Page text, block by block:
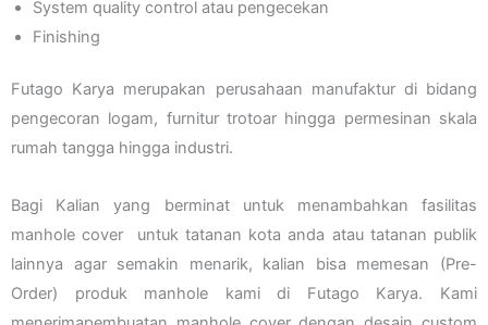
System quality control atau pengecekan
Finishing
Futago Karya merupakan perusahaan manufaktur di bidang
pengecoran logam, furnitur trotoar hingga permesinan skala
rumah tangga hingga industri.
Bagi Kalian yang berminat untuk menambahkan fasilitas
manhole cover untuk tatanan kota anda atau tatanan publik
lainnya agar semakin menarik, kalian bisa memesan (Pre-
Order) produk manhole kami di Futago Karya. Kami